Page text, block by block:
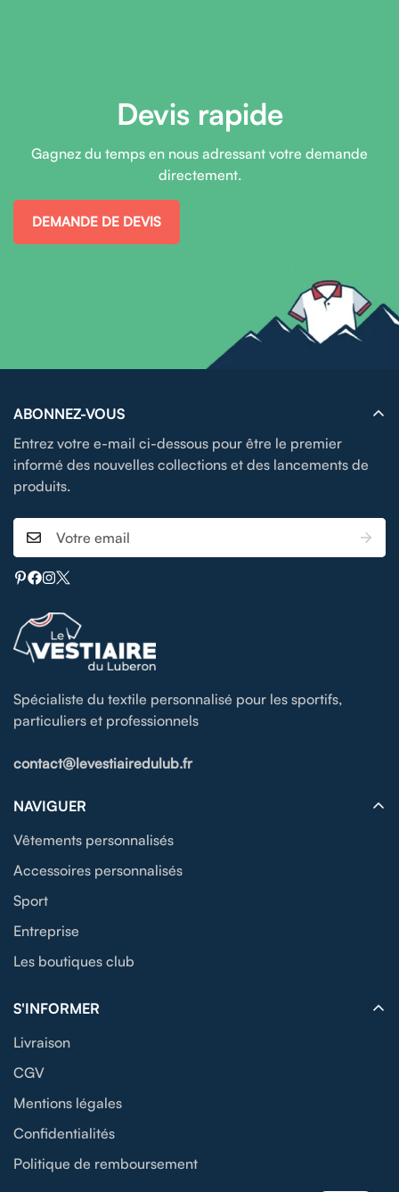
Devis rapide
Gagnez du temps en nous adressant votre demande
directement.
DEMANDE DE DEVIS
Spécialiste du textile personnalisé pour les sportifs,
particuliers et professionnels
contact@levestiairedulub.fr
NAVIGUER
Vêtements personnalisés
Accessoires personnalisés
Sport
Entreprise
Les boutiques club
S'INFORMER
Livraison
CGV
Mentions légales
Confidentialités
Politique de remboursement
ABONNEZ-VOUS
Entrez votre e-mail ci-dessous pour être le premier
informé des nouvelles collections et des lancements de
produits.